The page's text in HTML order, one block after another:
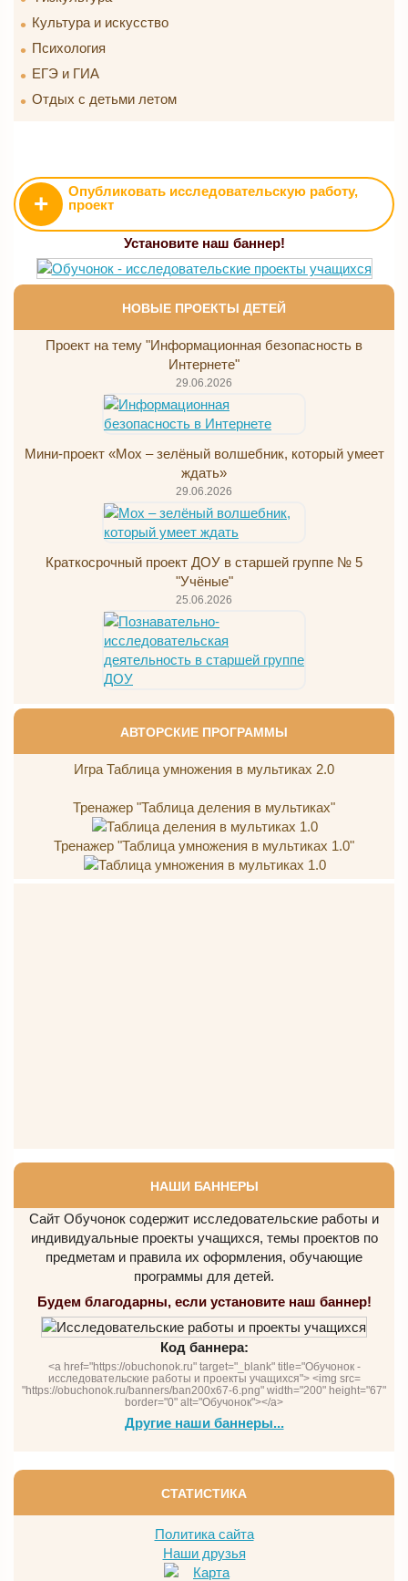
Культура и искусство
Психология
ЕГЭ и ГИА
Отдых с детьми летом
+
Опубликовать исследовательскую работу,
проект
Установите наш баннер!
НОВЫЕ ПРОЕКТЫ ДЕТЕЙ
Проект на тему "Информационная безопасность в
Интернете"
29.06.2026
Мини-проект «Мох – зелёный волшебник, который умеет
ждать»
29.06.2026
Краткосрочный проект ДОУ в старшей группе № 5
"Учёные"
25.06.2026
АВТОРСКИЕ ПРОГРАММЫ
Игра Таблица умножения в мультиках 2.0
Тренажер "Таблица деления в мультиках"
Тренажер "Таблица умножения в мультиках 1.0"
НАШИ БАННЕРЫ
Сайт Обучонок содержит исследовательские работы и
индивидуальные проекты учащихся, темы проектов по
предметам и правила их оформления, обучающие
программы для детей.
Будем благодарны, если установите наш баннер!
Код баннера:
<a href="https://obuchonok.ru" target="_blank" title="Обучонок -
исследовательские работы и проекты учащихся"> <img src=
"https://obuchonok.ru/banners/ban200x67-6.png" width="200" height="67"
border="0" alt="Обучонок"></a>
Другие наши баннеры...
СТАТИСТИКА
Политика сайта
Наши друзья